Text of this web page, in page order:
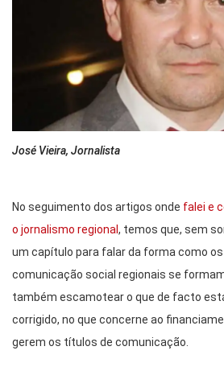
José Vieira, Jornalista
No seguimento dos artigos onde falei e
o jornalismo regional, temos que, sem
um capítulo para falar da forma como
comunicação social regionais se
também escamotear o que de facto
corrigido, no que concerne ao
gerem os títulos de comunicação.